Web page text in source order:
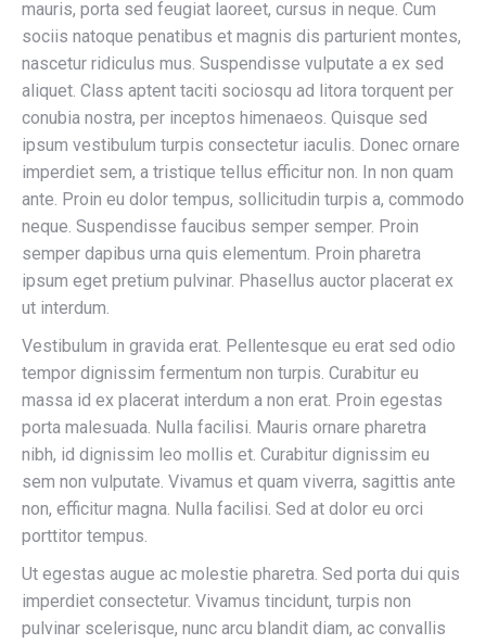
mauris, porta sed feugiat laoreet, cursus in neque. Cum
sociis natoque penatibus et magnis dis parturient montes,
nascetur ridiculus mus. Suspendisse vulputate a ex sed
aliquet. Class aptent taciti sociosqu ad litora torquent per
conubia nostra, per inceptos himenaeos. Quisque sed
ipsum vestibulum turpis consectetur iaculis. Donec ornare
imperdiet sem, a tristique tellus efficitur non. In non quam
ante. Proin eu dolor tempus, sollicitudin turpis a, commodo
neque. Suspendisse faucibus semper semper. Proin
semper dapibus urna quis elementum. Proin pharetra
ipsum eget pretium pulvinar. Phasellus auctor placerat ex
ut interdum.
Vestibulum in gravida erat. Pellentesque eu erat sed odio
tempor dignissim fermentum non turpis. Curabitur eu
massa id ex placerat interdum a non erat. Proin egestas
porta malesuada. Nulla facilisi. Mauris ornare pharetra
nibh, id dignissim leo mollis et. Curabitur dignissim eu
sem non vulputate. Vivamus et quam viverra, sagittis ante
non, efficitur magna. Nulla facilisi. Sed at dolor eu orci
porttitor tempus.
Ut egestas augue ac molestie pharetra. Sed porta dui quis
imperdiet consectetur. Vivamus tincidunt, turpis non
pulvinar scelerisque, nunc arcu blandit diam, ac convallis